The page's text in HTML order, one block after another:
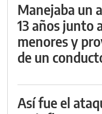
Manejaba un
13 años junto
menores y
de un
Así fue el